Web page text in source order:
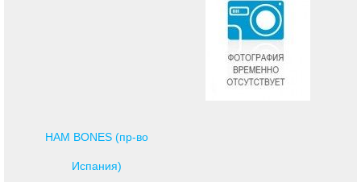
HAM BONES (пр-во
Испания)